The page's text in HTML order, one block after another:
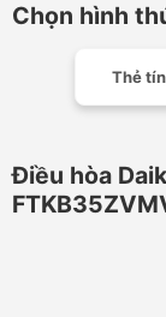
Chọn hình
Thẻ
Điều hòa